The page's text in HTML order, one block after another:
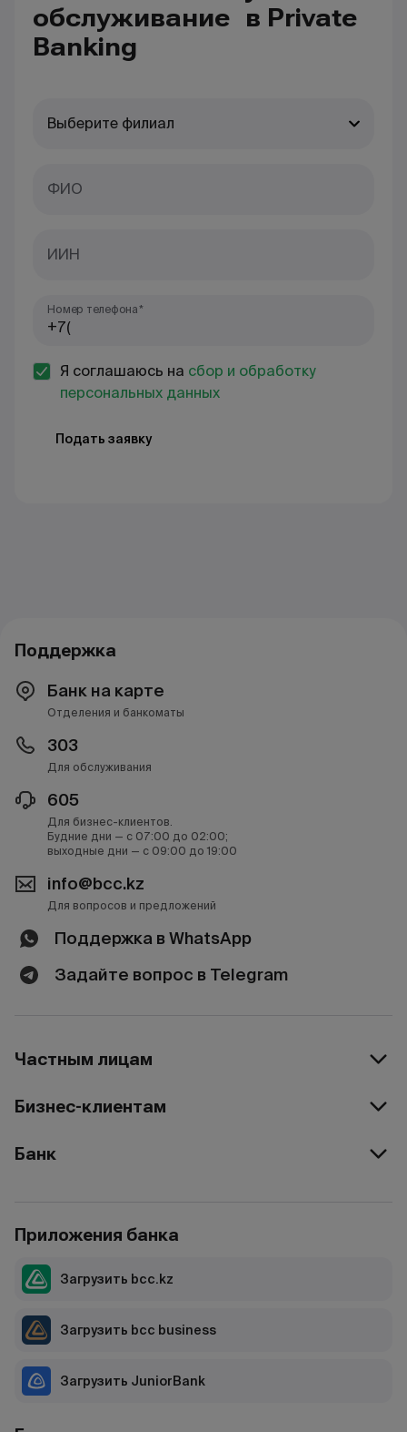
обслуживание в Private
Banking
Выберите филиал
ФИО
ИИН
Номер телефона*
Я соглашаюсь на сбор и обработку
персональных данных
Подать заявку
Поддержка
Банк на карте
Отделения и банкоматы
303
Для обслуживания
605
Для бизнес-клиентов.
Будние дни — с 07:00 до 02:00;
выходные дни — с 09:00 до 19:00
info@bcc.kz
Для вопросов и предложений
Поддержка в WhatsApp
Задайте вопрос в Telegram
Частным лицам
Бизнес-клиентам
Банк
Приложения банка
Загрузить bcc.kz
Загрузить bcc business
Загрузить JuniorBank